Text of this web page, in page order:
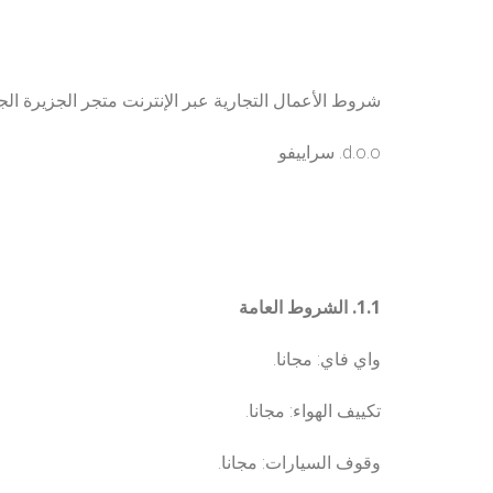
شروط الأعمال التجارية عبر الإنترنت متجر الجزيرة
d.o.o. سراييفو
1.1. الشروط العامة
واي فاي: مجانا.
تكييف الهواء: مجانا.
وقوف السيارات: مجانا.